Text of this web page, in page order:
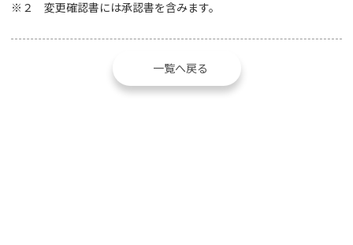
※２ 変更確認書には承認書を含みます。
一覧へ戻る